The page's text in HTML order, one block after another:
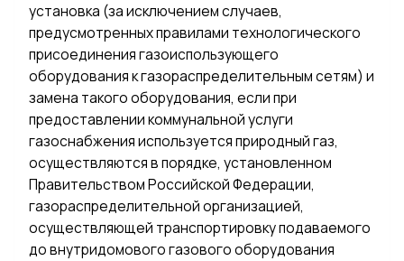
установка (за исключением случаев,
предусмотренных правилами технологического
присоединения газоиспользующего
оборудования к газораспределительным сетям) и
замена такого оборудования, если при
предоставлении коммунальной услуги
газоснабжения используется природный газ,
осуществляются в порядке, установленном
Правительством Российской Федерации,
газораспределительной организацией,
осуществляющей транспортировку подаваемого
до внутридомового газового оборудования